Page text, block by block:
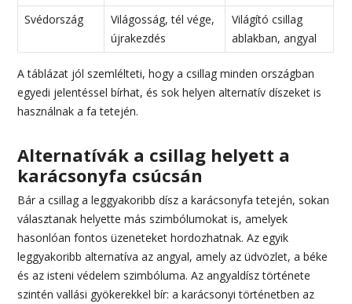
Svédország
Világosság, tél vége,
újrakezdés
Világító csillag
ablakban, angyal
A táblázat jól szemlélteti, hogy a csillag minden országban
egyedi jelentéssel bírhat, és sok helyen alternatív díszeket is
használnak a fa tetején.
Alternatívák a csillag helyett a
karácsonyfa csúcsán
Bár a csillag a leggyakoribb dísz a karácsonyfa tetején, sokan
választanak helyette más szimbólumokat is, amelyek
hasonlóan fontos üzeneteket hordozhatnak. Az egyik
leggyakoribb alternatíva az angyal, amely az üdvözlet, a béke
és az isteni védelem szimbóluma. Az angyaldísz története
szintén vallási gyökerekkel bír: a karácsonyi történetben az